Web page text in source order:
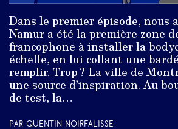
Dans le premier épisode, nous
Namur a été la première zone
francophone à installer la
échelle, en lui collant une
remplir. Trop ? La ville de
une source d’inspiration. Au
de test, la…
Par Quentin Noirfalisse